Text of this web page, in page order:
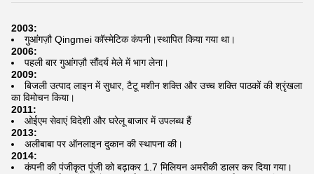
2003:
गुआंगज़ौ Qingmei कॉस्मेटिक कंपनी।स्थापित किया गया था।
2006:
पहली बार गुआंगज़ौ सौंदर्य मेले में भाग लेना।
2009:
बिजली उत्पाद लाइन में सुधार, टैटू मशीन शक्ति और उच्च शक्ति पाठकों की श्रृंखला
का विमोचन किया।
2011:
ओईएम सेवाएं विदेशी और घरेलू बाजार में उपलब्ध हैं
2013:
अलीबाबा पर ऑनलाइन दुकान की स्थापना की।
2014:
कंपनी की पंजीकृत पूंजी को बढ़ाकर 1.7 मिलियन अमरीकी डालर कर दिया गया।